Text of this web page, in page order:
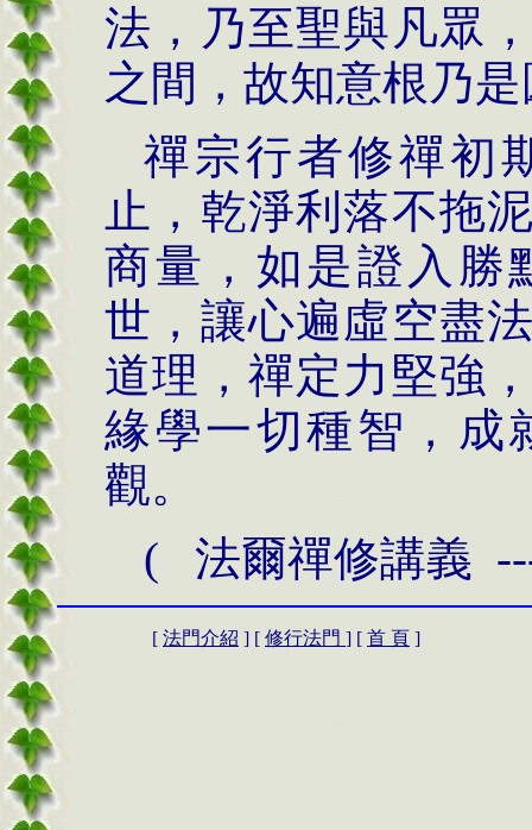
法，乃至聖與凡眾
之間，故知意根乃
禪宗行者修禪初
止，乾淨利落不拖
商量，如是證入勝
世，讓心遍虛空盡
道理，禪定力堅強
緣學一切種智，成
觀。
( 法爾禪修講義
[ 法門介紹 ] [ 修行法門 ] [ 首 頁 ]